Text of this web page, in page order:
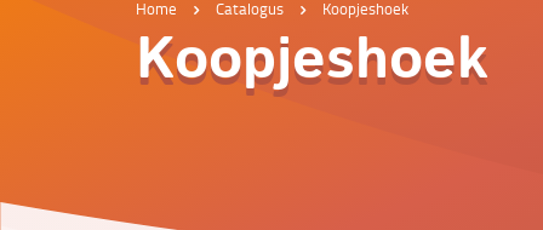
Home Catalogus Koopjeshoek
Koopjeshoek